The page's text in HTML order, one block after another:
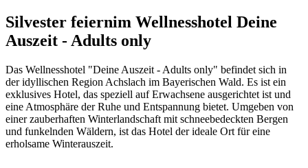
Silvester feiernim Wellnesshotel Deine
Auszeit - Adults only
Das Wellnesshotel "Deine Auszeit - Adults only" befindet sich in
der idyllischen Region Achslach im Bayerischen Wald. Es ist ein
exklusives Hotel, das speziell auf Erwachsene ausgerichtet ist und
eine Atmosphäre der Ruhe und Entspannung bietet. Umgeben von
einer zauberhaften Winterlandschaft mit schneebedeckten Bergen
und funkelnden Wäldern, ist das Hotel der ideale Ort für eine
erholsame Winterauszeit.